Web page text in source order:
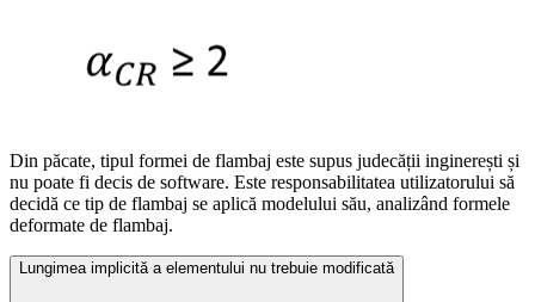
Din păcate, tipul formei de flambaj este supus judecății inginerești și
nu poate fi decis de software. Este responsabilitatea utilizatorului să
decidă ce tip de flambaj se aplică modelului său, analizând formele
deformate de flambaj.
Lungimea implicită a elementului nu trebuie modificată